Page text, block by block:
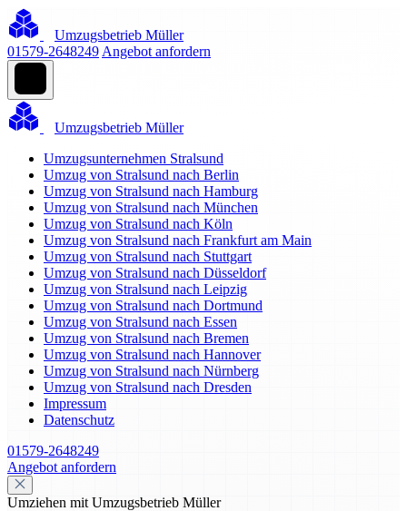
Umzugsbetrieb Müller
01579-2648249 Angebot anfordern
Umzugsbetrieb Müller
Umzugsunternehmen Stralsund
Umzug von Stralsund nach Berlin
Umzug von Stralsund nach Hamburg
Umzug von Stralsund nach München
Umzug von Stralsund nach Köln
Umzug von Stralsund nach Frankfurt am Main
Umzug von Stralsund nach Stuttgart
Umzug von Stralsund nach Düsseldorf
Umzug von Stralsund nach Leipzig
Umzug von Stralsund nach Dortmund
Umzug von Stralsund nach Essen
Umzug von Stralsund nach Bremen
Umzug von Stralsund nach Hannover
Umzug von Stralsund nach Nürnberg
Umzug von Stralsund nach Dresden
Impressum
Datenschutz
01579-2648249
Angebot anfordern
Umziehen mit Umzugsbetrieb Müller